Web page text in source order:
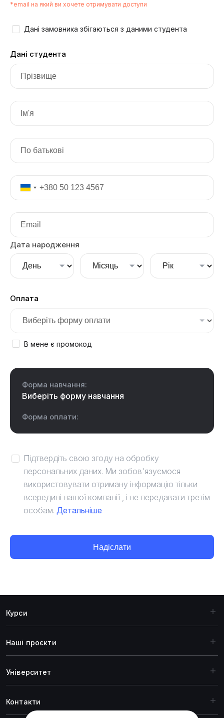
*email на який ви хочете отримувати доступи
Дані замовника збігаються з даними студента
Дані студента
Дата народження
Оплата
В мене є промокод
Форма навчання:
Виберіть форму навчання
Форма оплати:
Підтвердіть свою згоду на обробку
персональних даних. Ми зобов'язуємося
використовувати отриману інформацію тільки
всередині нашої компанії , і не передавати третім
особам. Детальніше
Надіслати
Курси
Наші проєкти
Університет
Контакти